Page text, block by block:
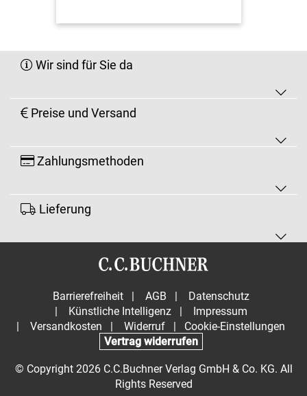
Wir sind für Sie da
Preise und Versand
Zahlungsmethoden
Lieferung
Barrierefreiheit | AGB |
Datenschutz
|
Künstliche Intelligenz |
Impressum
|
Versandkosten | Widerruf |
Cookie-Einstellungen
Vertrag widerrufen
© Copyright 2026 C.C.Buchner Verlag GmbH & Co. KG. All
Rights Reserved